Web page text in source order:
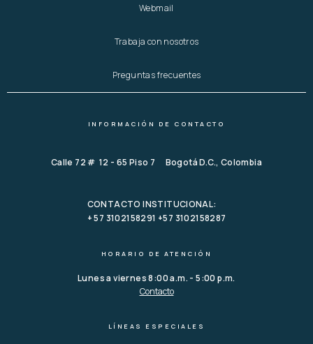
Webmail
Trabaja con nosotros
Preguntas frecuentes
INFORMACIÓN DE CONTACTO
Calle 72 # 12 - 65 Piso 7 Bogotá D.C., Colombia
CONTACTO INSTITUCIONAL:
+ 57 3102158291 +57 3102158287
HORARIO DE ATENCIÓN
Lunes a viernes 8:00 a.m. - 5:00 p.m.
Contacto
LÍNEAS ESPECIALES